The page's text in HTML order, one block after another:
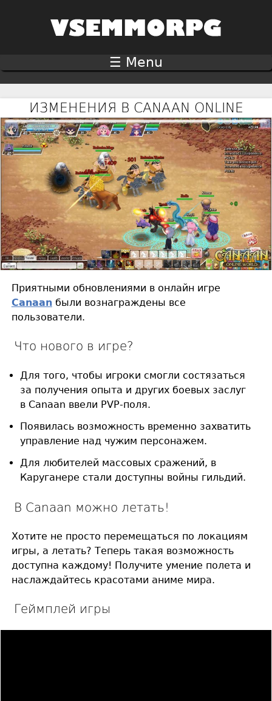
ИЗМЕНЕНИЯ В CANAAN ONLINE
Приятными обновлениями в онлайн игре
Canaanбыли вознаграждены все
пользователи.
Что нового в игре?
Для того, чтобы игроки смогли состязаться
за получения опыта и других боевых заслуг
в Canaan ввели PVP-поля.
Появилась возможность временно захватить
управление над чужим персонажем.
Для любителей массовых сражений, в
Каруганере стали доступны войны гильдий.
В Canaan можно летать!
Хотите не просто перемещаться по локациям
игры, а летать? Теперь такая возможность
доступна каждому! Получите умение полета и
наслаждайтесь красотами аниме мира.
Геймплей игры
☰ Menu